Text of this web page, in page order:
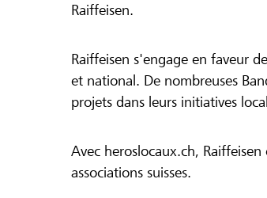
Raiffeisen.
Raiffeisen s'engage en faveur
et national. De nombreuses
projets dans leurs initiatives
Avec heroslocaux.ch,
associations suisses.